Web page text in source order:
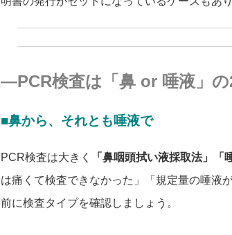
―PCR検査は「鼻 or 唾液」
■鼻から、それとも唾液で
PCR検査は大きく 「鼻咽頭拭い液採取法」「
は痛くて検査できなかった」「規定量の唾液
前に検査タイプを確認しましょう。